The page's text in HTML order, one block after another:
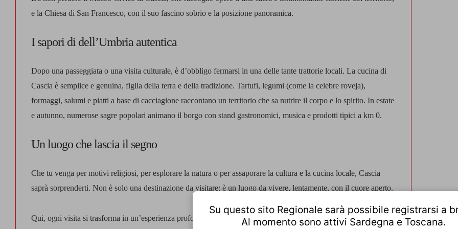
e la Chiesa di San Francesco, con il suo fascino sobrio e la posizione panoramica.
I sapori di dell’Umbria autentica
Dopo una passeggiata o una visita culturale, è d’obbligo fermarsi in una delle tante trattorie locali. La cucina di
Cascia è semplice e genuina, figlia della terra e della tradizione. Tartufi, legumi (come la celebre roveja),
formaggi, salumi e piatti a base di cacciagione raccontano un territorio che sa nutrire il corpo e lo spirito. In estate
e autunno, numerose sagre popolari animano il borgo con stand gastronomici, musica e prodotti tipici a km 0.
Un luogo che lascia il segno
Che tu venga per motivi religiosi, per esplorare la natura o per assaporare la cultura e la cucina locale, Cascia
saprà sorprenderti. Non è solo una destinazione da visitare: è un luogo da vivere, lentamente, con il cuore aperto.
Qui, ogni visita si trasforma in un’esperienza profonda. Cascia ti accoglie, ti ascolta e, quando vai via, ti lascia
Su questo sito Regionale sarà possibile registrarsi a
Al momento sono attivi Sardegna e Toscana.